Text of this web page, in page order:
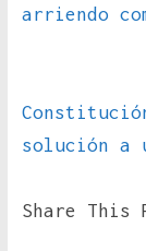
arriendo
solución a
Share This